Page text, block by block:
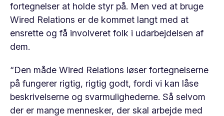
fortegnelser at holde styr på. Men ved at bruge
Wired Relations er de kommet langt med at
ensrette og få involveret folk i udarbejdelsen af
dem.
“Den måde Wired Relations løser fortegnelserne
på fungerer rigtig, rigtig godt, fordi vi kan låse
beskrivelserne og svarmulighederne. Så selvom
der er mange mennesker, der skal arbejde med